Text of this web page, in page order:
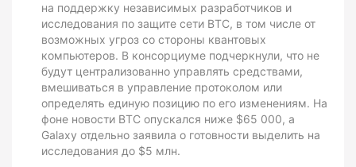
на поддержку независимых разработчиков и
исследования по защите сети BTC, в том числе от
возможных угроз со стороны квантовых
компьютеров. В консорциуме подчеркнули, что не
будут централизованно управлять средствами,
вмешиваться в управление протоколом или
определять единую позицию по его изменениям. На
фоне новости BTC опускался ниже $65 000, а
Galaxy отдельно заявила о готовности выделить на
исследования до $5 млн.